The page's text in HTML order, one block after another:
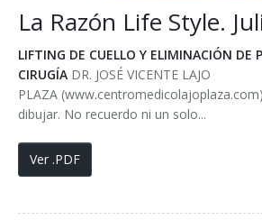
La Razón Life Style.
LIFTING DE CUELLO Y ELIMINACIÓN DE
CIRUGÍA DR. JOSÉ VICENTE LAJO
PLAZA
dibujar. No recuerdo ni un solo...
Ver .PDF